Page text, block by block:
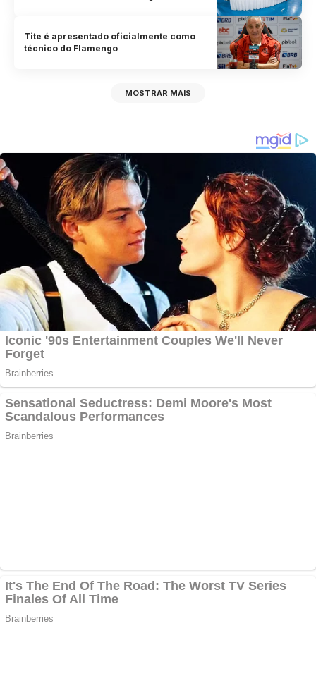
Tite é apresentado oficialmente como
técnico do Flamengo
MOSTRAR MAIS